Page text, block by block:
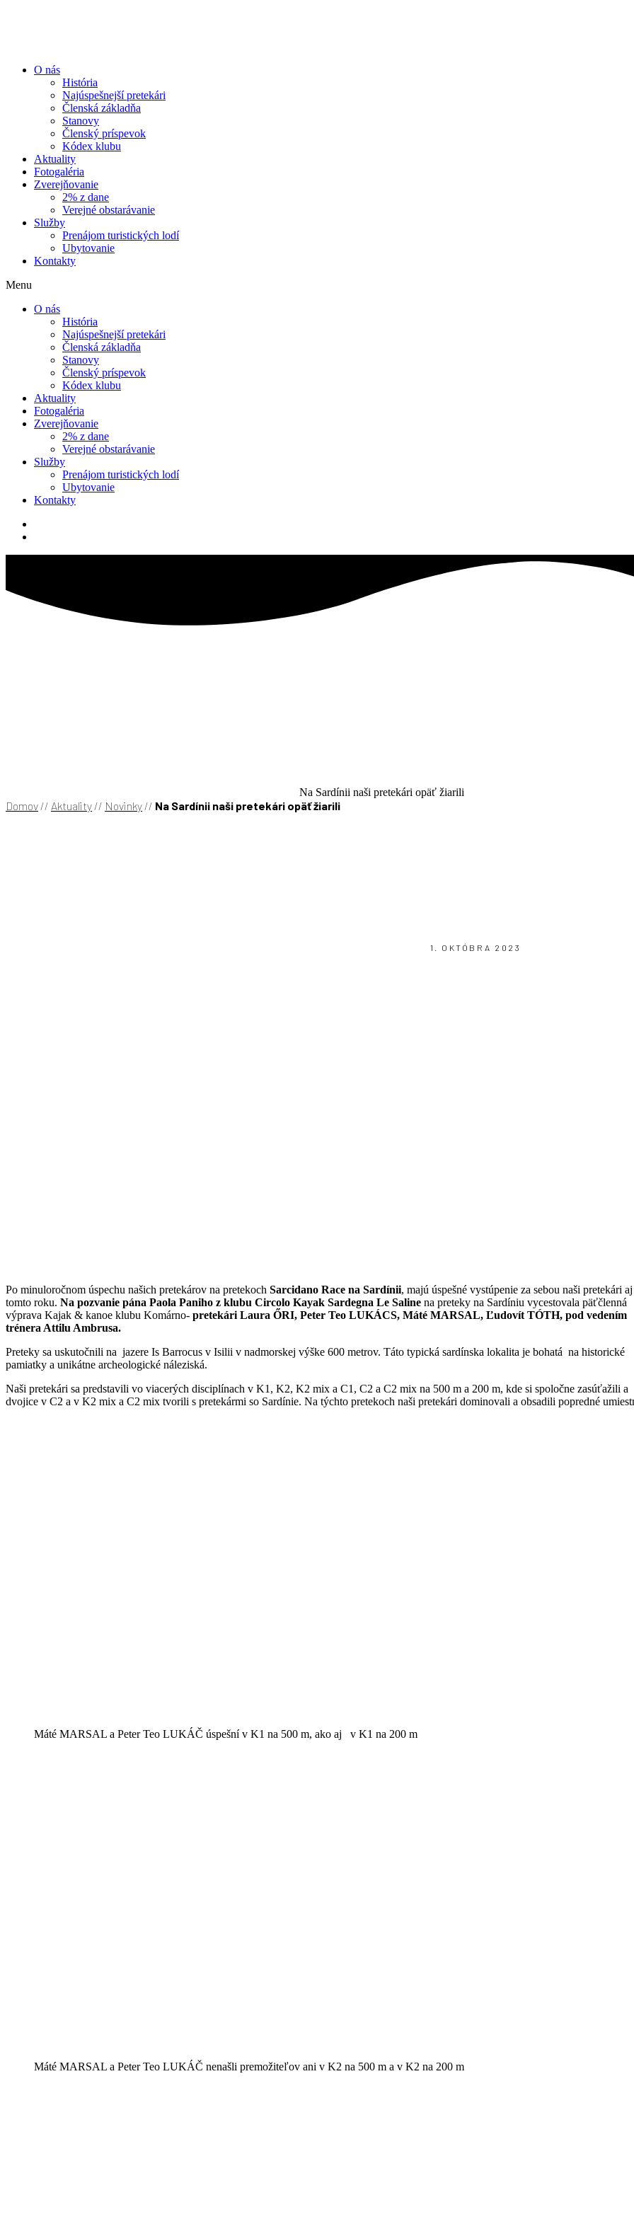
O nás
História
Najúspešnejší pretekári
Členská základňa
Stanovy
Členský príspevok
Kódex klubu
Aktuality
Fotogaléria
Zverejňovanie
2% z dane
Verejné obstarávanie
Služby
Prenájom turistických lodí
Ubytovanie
Kontakty
Menu
O nás
História
Najúspešnejší pretekári
Členská základňa
Stanovy
Členský príspevok
Kódex klubu
Aktuality
Fotogaléria
Zverejňovanie
2% z dane
Verejné obstarávanie
Služby
Prenájom turistických lodí
Ubytovanie
Kontakty
Na Sardínii naši pretekári opäť žiarili
Domov // Aktuality // Novinky // Na Sardínii naši pretekári opäť žiarili
1. OKTÓBRA 2023
Po minuloročnom úspechu našich pretekárov na pretekoch Sarcidano Race na Sardínii, majú úspešné vystúpenie za sebou naši pretekári
tomto roku. Na pozvanie pána Paola Paniho z klubu Circolo Kayak Sardegna Le Saline na preteky na Sardíniu vycestovala päťčlenná
výprava Kajak & kanoe klubu Komárno- pretekári Laura ŐRI, Peter Teo LUKÁCS, Máté MARSAL, Ľudovít TÓTH, pod vedením
trénera Attilu Ambrusa.
Preteky sa uskutočnili na jazere Is Barrocus v Isilii v nadmorskej výške 600 metrov. Táto typická sardínska lokalita je bohatá na historické
pamiatky a unikátne archeologické náleziská.
Naši pretekári sa predstavili vo viacerých disciplínach v K1, K2, K2 mix a C1, C2 a C2 mix na 500 m a 200 m, kde si spoločne zasúťažili a
dvojice v C2 a v K2 mix a C2 mix tvorili s pretekármi so Sardínie. Na týchto pretekoch naši pretekári dominovali a obsadili popredné
Máté MARSAL a Peter Teo LUKÁČ úspešní v K1 na 500 m, ako aj v K1 na 200 m
Máté MARSAL a Peter Teo LUKÁČ nenašli premožiteľov ani v K2 na 500 m a v K2 na 200 m